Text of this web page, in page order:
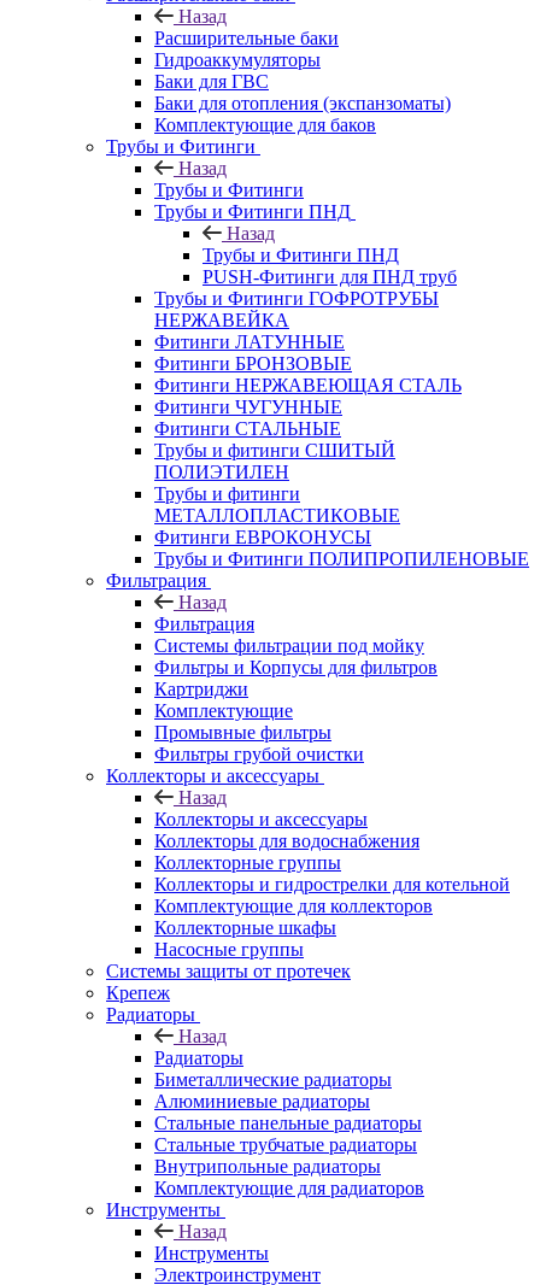
Назад
Расширительные баки
Гидроаккумуляторы
Баки для ГВС
Баки для отопления (экспанзоматы)
Комплектующие для баков
Трубы и Фитинги
Назад
Трубы и Фитинги
Трубы и Фитинги ПНД
Назад
Трубы и Фитинги ПНД
PUSH-Фитинги для ПНД труб
Трубы и Фитинги ГОФРОТРУБЫ
НЕРЖАВЕЙКА
Фитинги ЛАТУННЫЕ
Фитинги БРОНЗОВЫЕ
Фитинги НЕРЖАВЕЮЩАЯ СТАЛЬ
Фитинги ЧУГУННЫЕ
Фитинги СТАЛЬНЫЕ
Трубы и фитинги СШИТЫЙ
ПОЛИЭТИЛЕН
Трубы и фитинги
МЕТАЛЛОПЛАСТИКОВЫЕ
Фитинги ЕВРОКОНУСЫ
Трубы и Фитинги ПОЛИПРОПИЛЕНОВЫЕ
Фильтрация
Назад
Фильтрация
Системы фильтрации под мойку
Фильтры и Корпусы для фильтров
Картриджи
Комплектующие
Промывные фильтры
Фильтры грубой очистки
Коллекторы и аксессуары
Назад
Коллекторы и аксессуары
Коллекторы для водоснабжения
Коллекторные группы
Коллекторы и гидрострелки для котельной
Комплектующие для коллекторов
Коллекторные шкафы
Насосные группы
Системы защиты от протечек
Крепеж
Радиаторы
Назад
Радиаторы
Биметаллические радиаторы
Алюминиевые радиаторы
Стальные панельные радиаторы
Стальные трубчатые радиаторы
Внутрипольные радиаторы
Комплектующие для радиаторов
Инструменты
Назад
Инструменты
Электроинструмент